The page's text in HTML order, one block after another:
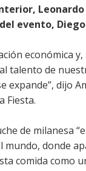
Leonardo
evento, Diego
económica
talento de
expande”, dijo
Fiesta.
de milanesa
donde
comida como